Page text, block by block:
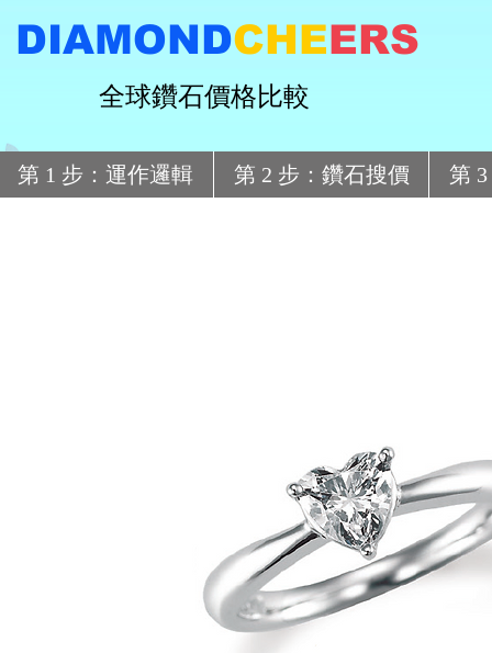
DIAMONDCHEERS
全球鑽石價格比較
第 1 步：運作邏輯 第 2 步：鑽石搜價 第